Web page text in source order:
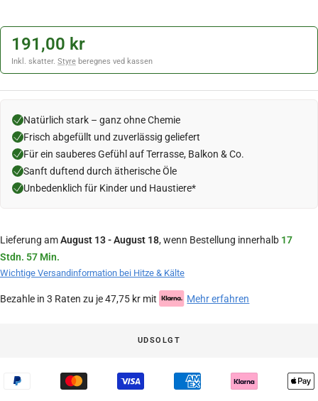
191,00 kr
Inkl. skatter. Styre beregnes ved kassen
Natürlich stark – ganz ohne Chemie
Frisch abgefüllt und zuverlässig geliefert
Für ein sauberes Gefühl auf Terrasse, Balkon & Co.
Sanft duftend durch ätherische Öle
Unbedenklich für Kinder und Haustiere*
Lieferung amAugust 13 - August 18, wenn Bestellung innerhalb 17
Stdn. 57 Min.
Wichtige Versandinformation bei Hitze & Kälte
Bezahle in 3 Raten zu je 47,75 kr mit Mehr erfahren
UDSOLGT